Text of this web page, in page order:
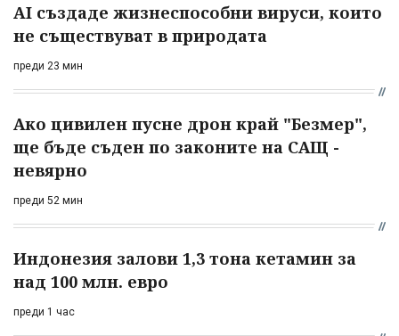
AI създаде жизнеспособни вируси, които
не съществуват в природата
преди 23 мин
Ако цивилен пусне дрон край "Безмер",
ще бъде съден по законите на САЩ -
невярно
преди 52 мин
Индонезия залови 1,3 тона кетамин за
над 100 млн. евро
преди 1 час